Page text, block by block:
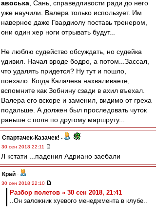
авоська , Сань, справедливости ради до него
уже научили. Валера только использует. Им
наверное даже Гвардиолу поставь тренером,
они один хер ноги отрывать будут...
Не люблю судейство обсуждать, но судейка
удивил. Начал вроде бодро, а потом...Зассал,
что удалять придется? Ну тут и пошло,
поехало. Когда Калачева нахваливаете,
вспомните как Зобнину сзади в ахил въехал.
Валера его вскоре и заменил, видимо от греха
подальше. А должен был проследовать чуток
раньше с поля по другому маршруту...
Спартачек-Казачек! -
30 сен 2018 22:11
Л кстати ...падения Адриано заебали
Край -
30 сен 2018 22:10
Разбор полетов » 30 сен 2018, 21:41
..Он заложник хуевого менеджмента в клубе..